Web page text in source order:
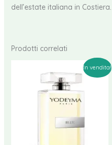
dell’estate italiana in Costiera.
Prodotti correlati
In vendita!